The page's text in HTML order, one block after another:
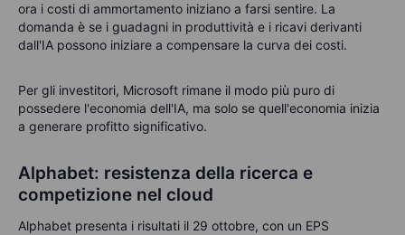
ora i costi di ammortamento iniziano a farsi sentire. La
domanda è se i guadagni in produttività e i ricavi derivanti
dall'IA possono iniziare a compensare la curva dei costi.
Per gli investitori, Microsoft rimane il modo più puro di
possedere l'economia dell'IA, ma solo se quell'economia inizia
a generare profitto significativo.
Alphabet: resistenza della ricerca e
competizione nel cloud
Alphabet presenta i risultati il 29 ottobre, con un EPS